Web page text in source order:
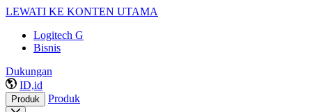
LEWATI KE KONTEN UTAMA
Logitech G
Bisnis
Dukungan
ID,id
Produk Produk